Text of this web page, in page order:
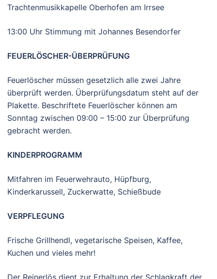
Trachtenmusikkapelle Oberhofen am Irrsee
13:00 Uhr Stimmung mit Johannes Besendorfer
FEUERLÖSCHER-ÜBERPRÜFUNG
Feuerlöscher müssen gesetzlich alle zwei Jahre
überprüft werden. Überprüfungsdatum steht auf der
Plakette. Beschriftete Feuerlöscher können am
Sonntag zwischen 09:00 – 15:00 zur Überprüfung
gebracht werden.
KINDERPROGRAMM
Mitfahren im Feuerwehrauto, Hüpfburg,
Kinderkarussell, Zuckerwatte, Schießbude
VERPFLEGUNG
Frische Grillhendl, vegetarische Speisen, Kaffee,
Kuchen und vieles mehr!
Der Reinerlös dient zur Erhaltung der Schlagkraft der